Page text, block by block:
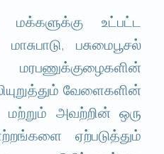
மக்களுக்கு உட்பட்ட
பசுமைபூசல்
வேளைகளின்
மற்றும் அவற்றின் ஒரு
ஏற்படுத்தும்